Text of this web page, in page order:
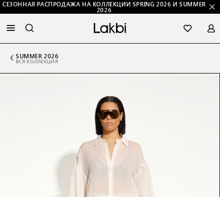
СЕЗОННАЯ РАСПРОДАЖА НА КОЛЛЕКЦИИ SPRING 2026 И SUMMER
2026
SUMMER 2026
ВСЯ КОЛЛЕКЦИЯ